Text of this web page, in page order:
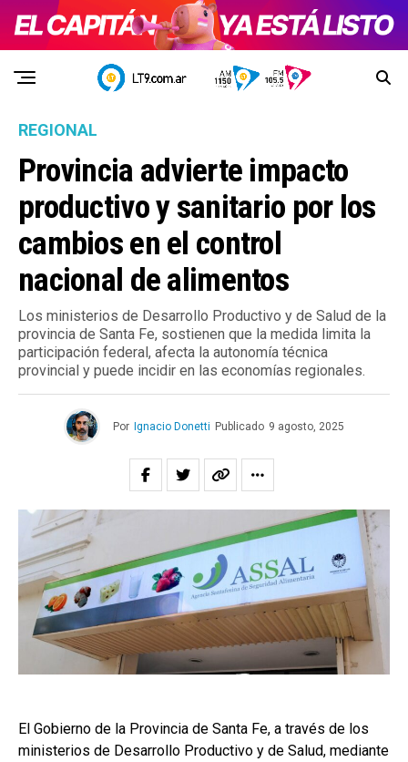
REGIONAL
Provincia advierte impacto
productivo y sanitario por los
cambios en el control
nacional de alimentos
Los ministerios de Desarrollo Productivo y de Salud de la
provincia de Santa Fe, sostienen que la medida limita la
participación federal, afecta la autonomía técnica
provincial y puede incidir en las economías regionales.
Por Ignacio Donetti Publicado 9 agosto, 2025
El Gobierno de la Provincia de Santa Fe, a través de los
ministerios de Desarrollo Productivo y de Salud, mediante